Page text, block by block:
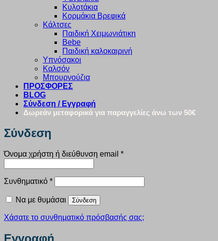
Κυλοτάκια
Κορμάκια Βρεφικά
Κάλτσες
Παιδική Χειμωνιάτικη
Bebe
Παιδική καλοκαιρινή
Υπνόσακοι
Καλσόν
Μπουρνούζια
ΠΡΟΣΦΟΡΕΣ
BLOG
Σύνδεση / Εγγραφή
Δωρεάν μεταφορικά για παραγγελίες άνω των 50€
Σύνδεση
Όνομα χρήστη ή διεύθυνση email *Απαιτείται
Συνθηματικό *Απαιτείται
Να με θυμάσαι Σύνδεση
Χάσατε το συνθηματικό πρόσβασής σας;
Εγγραφή